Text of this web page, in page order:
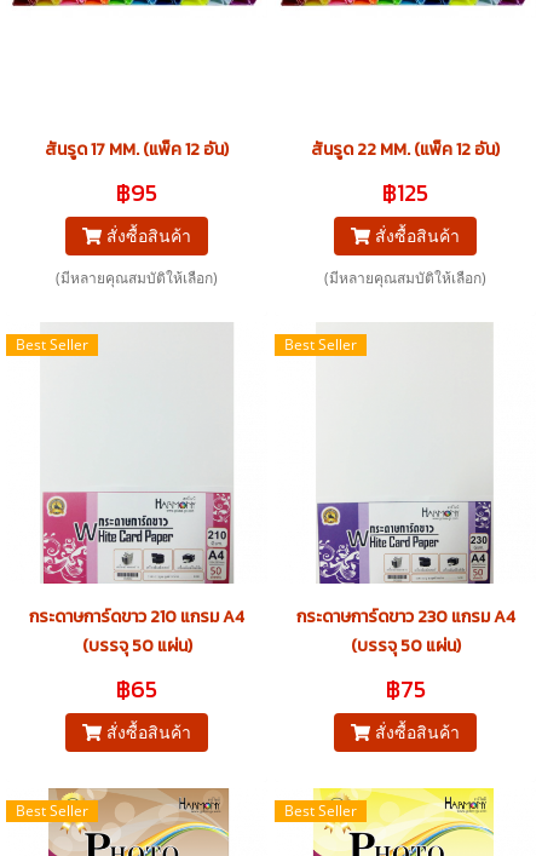
สันรูด 17 MM. (แพ็ค 12 อัน)
฿95
สั่งซื้อสินค้า
(มีหลายคุณสมบัติให้เลือก)
สันรูด 22 MM. (แพ็ค 12 อัน)
฿125
สั่งซื้อสินค้า
(มีหลายคุณสมบัติให้เลือก)
Best Seller
กระดาษการ์ดขาว 210 แกรม A4
(บรรจุ 50 แผ่น)
฿65
สั่งซื้อสินค้า
Best Seller
กระดาษการ์ดขาว 230 แกรม A4
(บรรจุ 50 แผ่น)
฿75
สั่งซื้อสินค้า
Best Seller Best Seller